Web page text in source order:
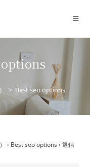
options
> Best seo options
› Best seo options › 返信